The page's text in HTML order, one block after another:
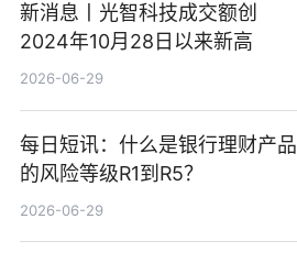
新消息丨光智科技成交额创
2024年10月28日以来新高
2026-06-29
每日短讯：什么是银行理财产品
的风险等级R1到R5？
2026-06-29